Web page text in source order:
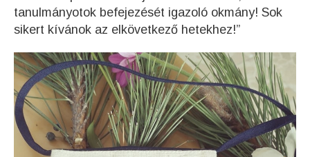
tanulmányotok befejezését igazoló okmány! Sok
sikert kívánok az elkövetkező hetekhez!”